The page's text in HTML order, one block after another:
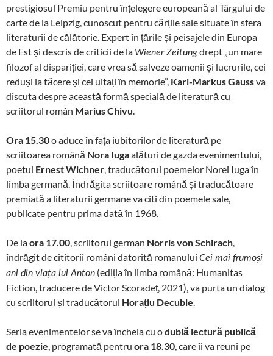
prestigiosul Premiu pentru înțelegere europeană al Târgului de
carte de la Leipzig, cunoscut pentru cărțile sale situate în sfera
literaturii de călătorie. Expert în țările și peisajele din Europa
de Est și descris de criticii de la Wiener Zeitungdrept „un mare
filozof al dispariției, care vrea să salveze oamenii și lucrurile, cei
reduși la tăcere și cei uitați în memorie”, Karl-Markus Gaussva
discuta despre această formă specială de literatură cu
scriitorul român Marius Chivu.
Ora 15.30o aduce în fața iubitorilor de literatură pe
scriitoarea română Nora Iugaalături de gazda evenimentului,
poetul Ernest Wichner, traducătorul poemelor Norei Iuga în
limba germană. Îndrăgita scriitoare română și traducătoare
premiată a literaturii germane va citi din poemele sale,
publicate pentru prima dată în 1968.
De laora 17.00, scriitorul german Norris von Schirach,
îndrăgit de cititorii români datorită romanului Cei mai frumoși
ani din viața lui Anton (ediția în limba română: Humanitas
Fiction, traducere de Victor Scoradeț, 2021), va purta un dialog
cu scriitorul și traducătorul Horațiu Decuble.
Seria evenimentelor se va încheia cu odublă lectură publică
de poezie, programată pentru ora 18.30, care îi va reuni pe